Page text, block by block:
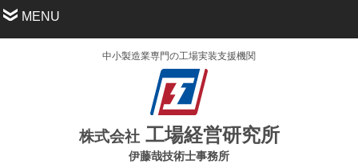
MENU
中小製造業専門の工場実装支援機関
株式会社工場経営研究所
伊藤哉技術士事務所